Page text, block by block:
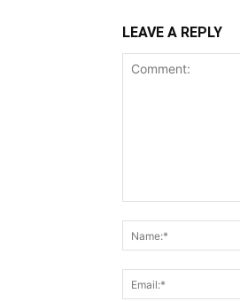
LEAVE A REPLY